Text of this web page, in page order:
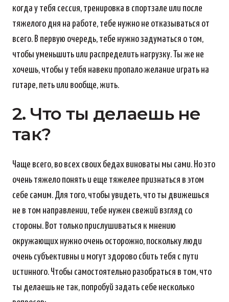
когда у тебя сессия, тренировка в спортзале или после
тяжелого дня на работе, тебе нужно не отказываться от
всего. В первую очередь, тебе нужно задуматься о том,
чтобы уменьшить или распределить нагрузку. Ты же не
хочешь, чтобы у тебя навеки пропало желание играть на
гитаре, петь или вообще, жить.
2. Что ты делаешь не
так?
Чаще всего, во всех своих бедах виноваты мы сами. Но это
очень тяжело понять и еще тяжелее признаться в этом
себе самим. Для того, чтобы увидеть, что ты движешься
не в том направлении, тебе нужен свежий взгляд со
стороны. Вот только прислушиваться к мнению
окружающих нужно очень осторожно, поскольку люди
очень субъективны и могут здорово сбить тебя с пути
истинного. Чтобы самостоятельно разобраться в том, что
ты делаешь не так, попробуй задать себе несколько